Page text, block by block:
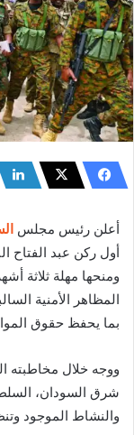
أعلن رئيس مجلس
أول ركن عبد الفتاح
ومنحها مهلة ثلاثة
المظاهر الأمنية
بما يحفظ حقوق
ووجه خلال مخاطبته
شرق السودان،
والنشاط الموجود